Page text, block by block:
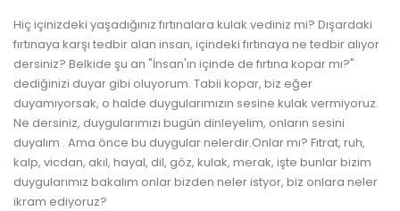
Hiç içinizdeki yaşadığınız fırtınalara kulak vediniz mi? Dışardaki
fırtınaya karşı tedbir alan insan, içindeki fırtınaya ne tedbir alıyor
dersiniz? Belkide şu an "İnsan'ın içinde de fırtına kopar mı?"
dediğinizi duyar gibi oluyorum. Tabii kopar, biz eğer
duyamıyorsak, o halde duygularımızın sesine kulak vermiyoruz.
Ne dersiniz, duygularımızı bugün dinleyelim, onların sesini
duyalım . Ama önce bu duygular nelerdir.Onlar mı? Fıtrat, ruh,
kalp, vicdan, akıl, hayal, dil, göz, kulak, merak, işte bunlar bizim
duygularımız bakalım onlar bizden neler istyor, biz onlara neler
ikram ediyoruz?